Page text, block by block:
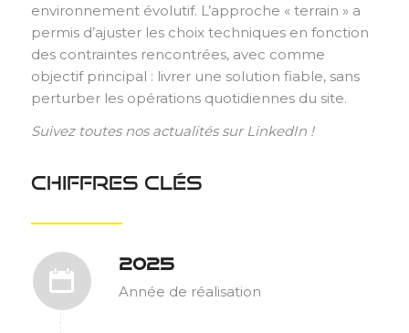
environnement évolutif. L’approche « terrain » a
permis d’ajuster les choix techniques en fonction
des contraintes rencontrées, avec comme
objectif principal : livrer une solution fiable, sans
perturber les opérations quotidiennes du site.
Suivez toutes nos actualités sur LinkedIn !
Chiffres clés
2025
Année de réalisation